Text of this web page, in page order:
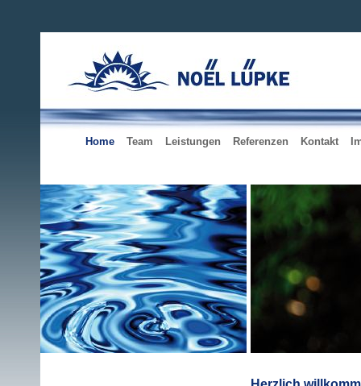
Home Team Leistungen Referenzen Kontakt